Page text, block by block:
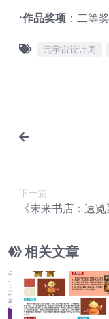
·作品奖项 ：二等奖
元宇宙设计周
下一篇
《未来书店：速览
相关文章